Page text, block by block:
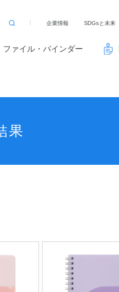
ファイル・バインダー
検
る
企業情報 SDGsと未来
果